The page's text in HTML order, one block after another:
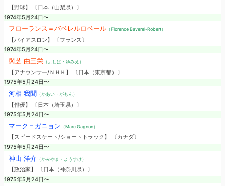
【野球】 〔日本（山梨県）〕
1974年5月24日〜
フローランス＝バベレルロベール（Florence Baverel-Robert）
【バイアスロン】 〔フランス〕
1974年5月24日〜
與芝 由三栄（よしば・ゆみえ）
【アナウンサー/ＮＨＫ】 〔日本（東京都）〕
1975年5月24日〜
河相 我聞 （かあい・がもん）
【俳優】 〔日本（埼玉県）〕
1975年5月24日〜
マーク＝ガニョン （Marc Gagnon）
【スピードスケート/ショートトラック】 〔カナダ〕
1975年5月24日〜
神山 洋介（かみやま・ようすけ）
【政治家】 〔日本（神奈川県）〕
1975年5月24日〜